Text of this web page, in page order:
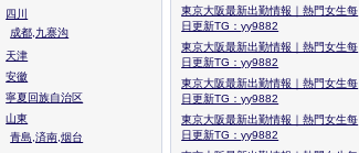
四川
成都,九寨沟
天津
安徽
寧夏回族自治区
山東
青島,済南,烟台
東京大阪最新出勤情報｜熱門女生每
日更新TG：yy9882
東京大阪最新出勤情報｜熱門女生每
日更新TG：yy9882
東京大阪最新出勤情報｜熱門女生每
日更新TG：yy9882
東京大阪最新出勤情報｜熱門女生每
日更新TG：yy9882